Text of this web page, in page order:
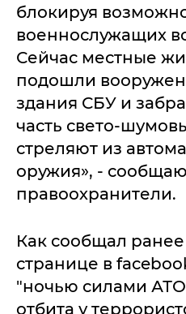
блокируя
военнослужащих
Сейчас местные
подошли
здания СБУ и
часть свето-
стреляют из
оружия», -
правоохранители.
Как сообщал
странице в
"ночью силами
отбита у